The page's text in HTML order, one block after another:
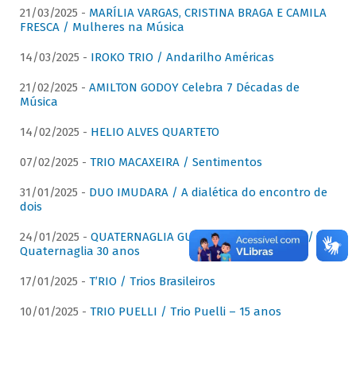
21/03/2025 - MARÍLIA VARGAS, CRISTINA BRAGA E CAMILA
FRESCA / Mulheres na Música
14/03/2025 - IROKO TRIO / Andarilho Américas
21/02/2025 - AMILTON GODOY Celebra 7 Décadas de
Música
14/02/2025 - HELIO ALVES QUARTETO
07/02/2025 - TRIO MACAXEIRA / Sentimentos
31/01/2025 - DUO IMUDARA / A dialética do encontro de
dois
24/01/2025 - QUATERNAGLIA GUITAR QUARTET (QGQ) /
Quaternaglia 30 anos
17/01/2025 - T’RIO / Trios Brasileiros
10/01/2025 - TRIO PUELLI / Trio Puelli – 15 anos